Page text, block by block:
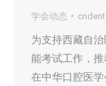
学会动态 cndent
为支持西藏自
能考试工作，
在中华口腔医